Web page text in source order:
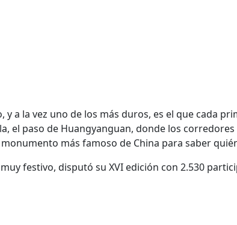
a la vez uno de los más duros, es el que cada
el paso de Huangyanguan, donde los
más famoso de China para saber
festivo, disputó su XVI edición con 2.530